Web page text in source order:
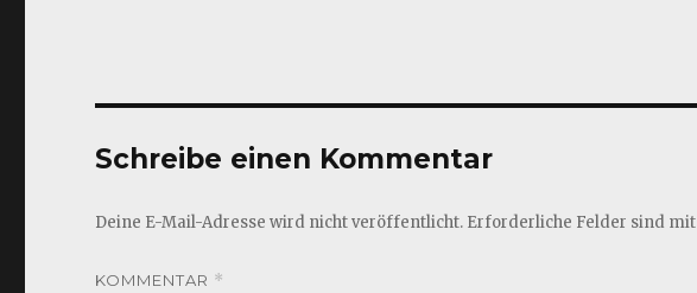
Schreibe einen Kommentar
Deine E-Mail-Adresse wird nicht veröffentlicht. Erforderliche Felder sind mit
KOMMENTAR *